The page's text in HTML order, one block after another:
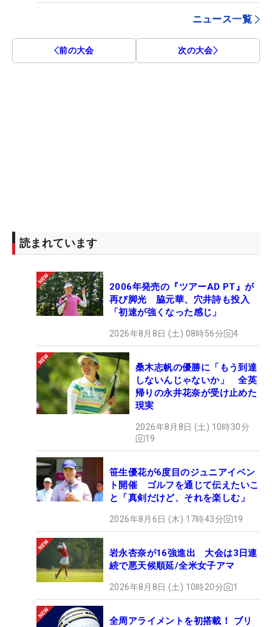
ニュース一覧
前の大会 次の大会
読まれています
2006年発売の『ツアーAD PT』が
再び脚光 脇元華、穴井詩も投入
「初速が強くなった感じ」
2026年8月8日 (土) 08時56分 4
桑木志帆の優勝に「もう到達
しないんじゃないか」 全英
帰りの永井花奈が受け止めた
現実
2026年8月8日 (土) 10時30分
19
笹生優花が6度目のジュニアイベン
ト開催 ゴルフを通じて伝えたいこ
と「真剣だけど、それを楽しむ」
2026年8月6日 (木) 17時43分 19
岩永杏奈が16強進出 大会は3日連
続で悪天候順延/全米女子アマ
2026年8月8日 (土) 10時20分 1
全周アライメントを初搭載！ ブリ